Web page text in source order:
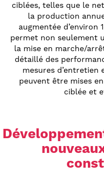
ciblées, telles que le
la production
augmentée d’environ
permet non seulement
la mise en marche/
détaillé des
mesures d’entretien
peuvent être mises
ciblée et